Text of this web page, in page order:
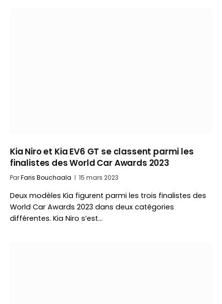
Kia Niro et Kia EV6 GT se classent parmi les
finalistes des World Car Awards 2023
ParFaris Bouchaala 15 mars 2023
Deux modèles Kia figurent parmi les trois finalistes des
World Car Awards 2023 dans deux catégories
différentes. Kia Niro s’est…